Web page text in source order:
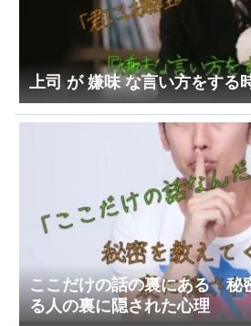
上司 が 嫌味 な言い方をする
ここだけの話の裏にある 秘
る人の裏に隠された心理